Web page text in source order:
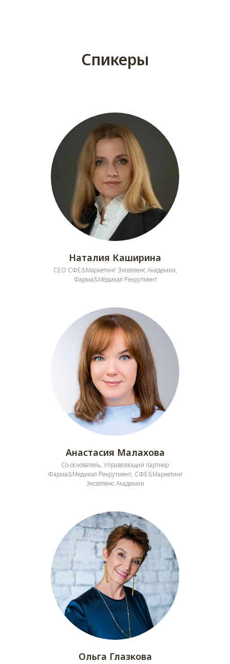
Спикеры
Наталия Каширина
CEO СФЕ&Маркетинг Экселленс Академии,
Фарма&Медикал Рекрутмент
Анастасия Малахова
Cо-основатель, Управляющий партнер
Фарма&Медикал Рекрутмент, СФЕ&Маркетинг
Экселленс Академии
Ольга Глазкова